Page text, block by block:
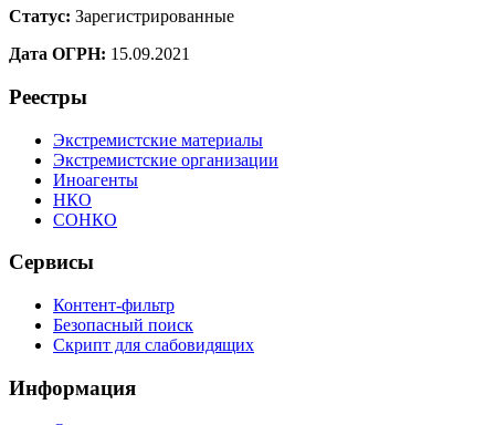
Статус: Зарегистрированные
Дата ОГРН: 15.09.2021
Реестры
Экстремистские материалы
Экстремистские организации
Иноагенты
НКО
СОНКО
Сервисы
Контент-фильтр
Безопасный поиск
Скрипт для слабовидящих
Информация